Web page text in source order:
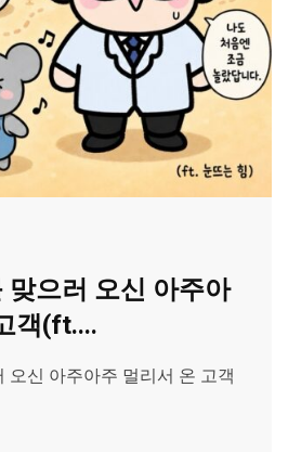
맞으러 오신 아주아
객(ft....
오신 아주아주 멀리서 온 고객